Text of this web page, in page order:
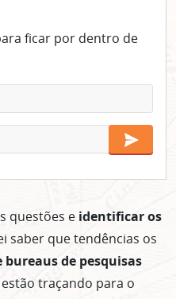
ficar por dentro de
questões e identificar os
saber que tendências os
de pesquisas
estão traçando para o